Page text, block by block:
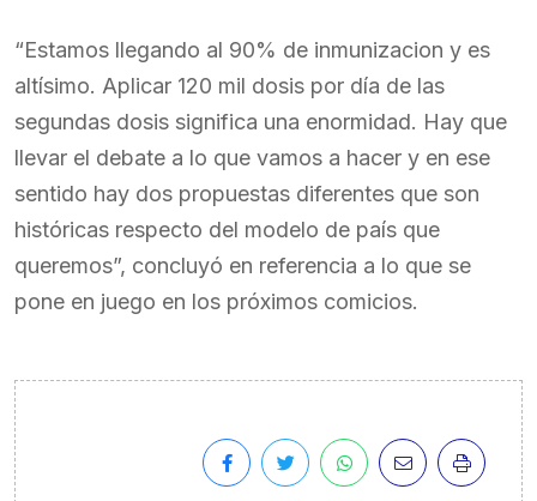
“Estamos llegando al 90% de inmunizacion y es
altísimo. Aplicar 120 mil dosis por día de las
segundas dosis significa una enormidad. Hay que
llevar el debate a lo que vamos a hacer y en ese
sentido hay dos propuestas diferentes que son
históricas respecto del modelo de país que
queremos”, concluyó en referencia a lo que se
pone en juego en los próximos comicios.